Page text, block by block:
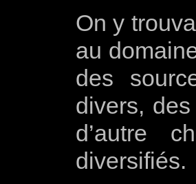
On y
au
des
divers,
d’autre
diversifiés.